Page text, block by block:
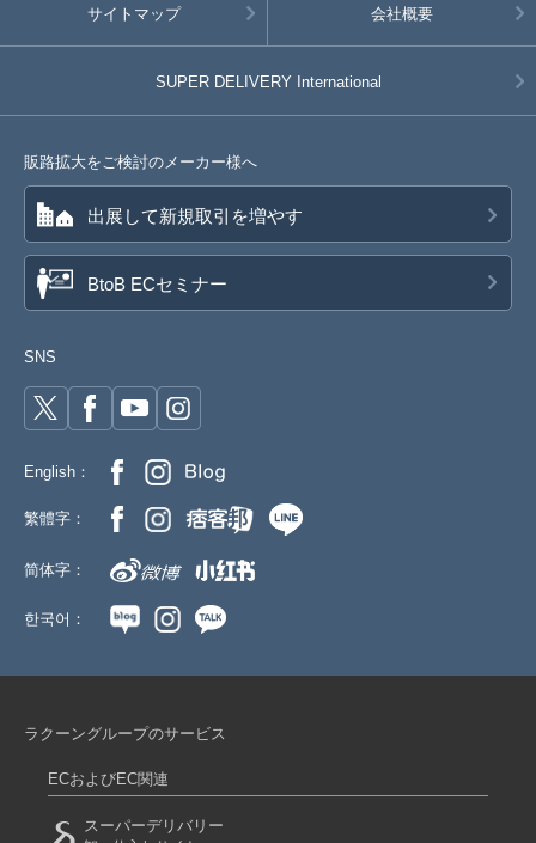
サイトマップ 会社概要
SUPER DELIVERY International
販路拡大をご検討のメーカー様へ
出展して新規取引を増やす
BtoB ECセミナー
SNS
English：
繁體字：
简体字：
한국어：
ラクーングループのサービス
ECおよびEC関連
スーパーデリバリー